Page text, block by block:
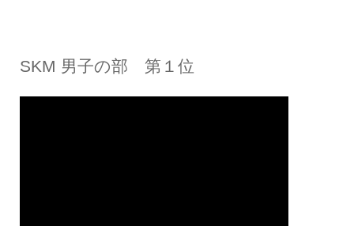
SKM 男子の部 第１位